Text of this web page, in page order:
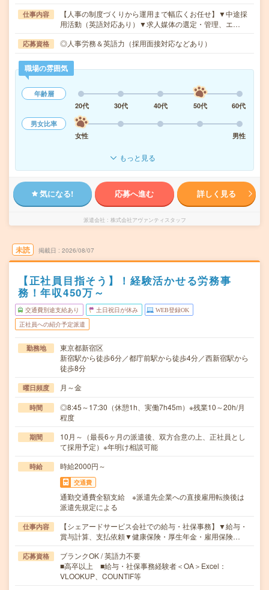
仕事内容
【人事の制度づくりから運用まで幅広くお任せ】▼中途採
用活動（英語対応あり）▼求人媒体の選定・管理、エ…
応募資格 ◎人事労務＆英語力（採用面接対応などあり）
職場の雰囲気
年齢層
20代
30代 40代 50代
60代
男女比率
女性
男性
もっと見る
気になる! 応募へ進む 詳しく見る
派遣会社 株式会社アヴァンティスタッフ
未読 掲載日 2026/08/07
【正社員目指そう】！経験活かせる労務事
務！年収450万～
交通費別途支給あり 土日祝日が休み WEB登録OK
正社員への紹介予定派遣
勤務地
東京都新宿区
新宿駅から徒歩6分／都庁前駅から徒歩4分／西新宿駅から
徒歩8分
曜日頻度 月～金
時間
◎8:45～17:30（休憩1h、実働7h45m）※残業10～20h/月
程度
期間
10月～（最長6ヶ月の派遣後、双方合意の上、正社員とし
て採用予定）※年明け相談可能
時給 時給2000円～
交通費
通勤交通費全額支給 ※派遣先企業への直接雇用転換後は
派遣先規定による
仕事内容
【シェアードサービス会社での給与・社保事務】▼給与・
賞与計算、支払依頼▼健康保険・厚生年金・雇用保険…
応募資格
ブランクOK / 英語力不要
■高卒以上 ■給与・社保事務経験者＜OA＞Excel：
VLOOKUP、COUNTIF等